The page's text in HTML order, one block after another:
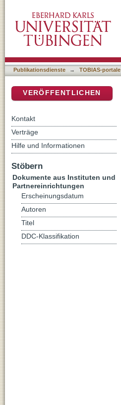
prophetische Kritik?
Publikationsdienste → TOBIAS-portale
VERÖFFENTLICHEN
Kontakt
Verträge
Hilfe und Informationen
Stöbern
Dokumente aus Instituten und
Partnereinrichtungen
Erscheinungsdatum
Autoren
Titel
DDC-Klassifikation